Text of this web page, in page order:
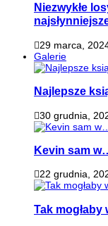
Niezwykłe
29 marca,
Galerie
Najlepsze
30 grudnia,
Kevin sam
22 grudnia,
Tak mogłaby